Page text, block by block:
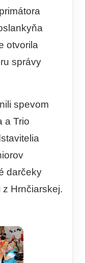
otvorila
správy
spevom
a Trio
darčeky
Hrnčiarskej.